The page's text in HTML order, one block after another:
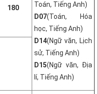
180
Toán, Tiếng Anh)
D07(Toán, Hóa
học, Tiếng Anh)
D14(Ngữ văn, Lịch
sử, Tiếng Anh)
D15(Ngữ văn, Địa
lí, Tiếng Anh)